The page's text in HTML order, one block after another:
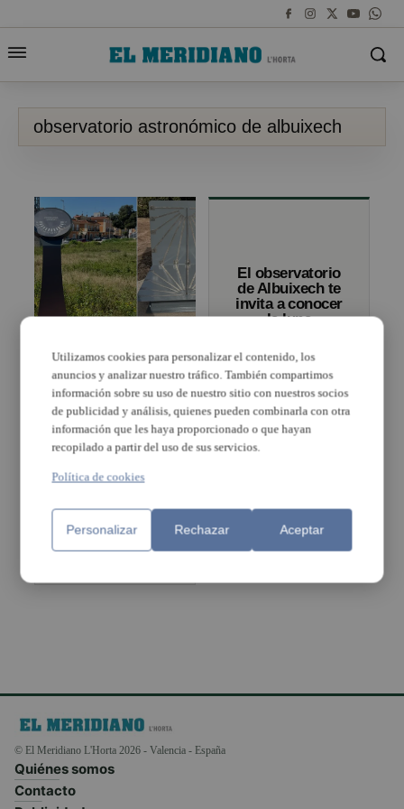
observatorio astronómico de albuixech
parque astronómico
con dos nuevos relojes
de sol
El observatorio
de Albuixech te
invita a conocer
la luna
Astronómico de
ayuda a
descubrir el
universo
© El Meridiano L'Horta 2026 - Valencia - España
Quiénes somos
Contacto
Utilizamos cookies para personalizar el contenido, los
anuncios y analizar nuestro tráfico. También compartimos
información sobre su uso de nuestro sitio con nuestros socios
de publicidad y análisis, quienes pueden combinarla con otra
información que les haya proporcionado o que hayan
recopilado a partir del uso de sus servicios.
Política de cookies
Personalizar Rechazar Aceptar